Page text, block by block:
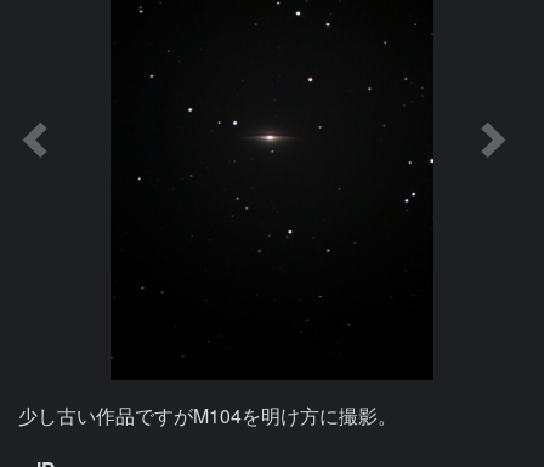
少し古い作品ですがM104を明け方に撮影。